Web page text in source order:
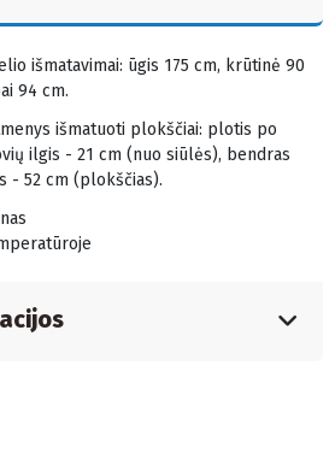
išmatavimai: ūgis 175 cm, krūtinė 90
94 cm.
išmatuoti plokščiai: plotis po
ilgis - 21 cm (nuo siūlės), bendras
- 52 cm (plokščias).